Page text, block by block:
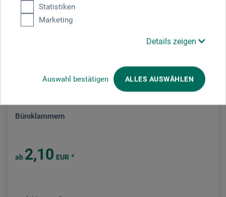
Statistiken
Marketing
Details zeigen
Auswahl bestätigen ALLES AUSWÄHLEN
Büroklammern
ab 2,10 EUR *